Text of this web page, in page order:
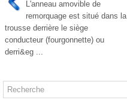
L'anneau amovible de
remorquage est situé dans la
trousse derrière le siège
conducteur (fourgonnette) ou
derri&eg ...